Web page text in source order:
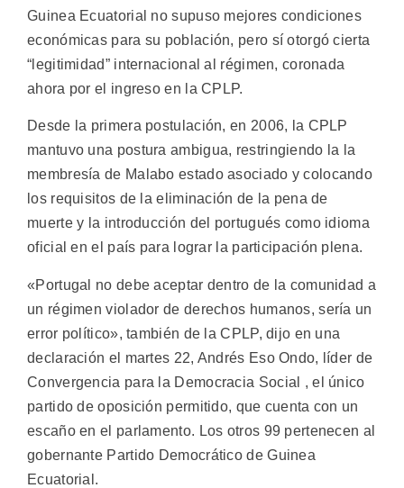
Guinea Ecuatorial no supuso mejores condiciones
económicas para su población, pero sí otorgó cierta
“legitimidad” internacional al régimen, coronada
ahora por el ingreso en la CPLP.
Desde la primera postulación, en 2006, la CPLP
mantuvo una postura ambigua, restringiendo la la
membresía de Malabo estado asociado y colocando
los requisitos de la eliminación de la pena de
muerte y la introducción del portugués como idioma
oficial en el país para lograr la participación plena.
«Portugal no debe aceptar dentro de la comunidad a
un régimen violador de derechos humanos, sería un
error político», también de la CPLP, dijo en una
declaración el martes 22, Andrés Eso Ondo, líder de
Convergencia para la Democracia Social , el único
partido de oposición permitido, que cuenta con un
escaño en el parlamento. Los otros 99 pertenecen al
gobernante Partido Democrático de Guinea
Ecuatorial.